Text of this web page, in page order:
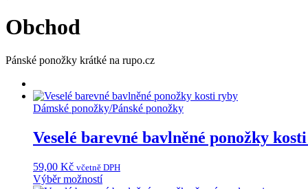
Obchod
Pánské ponožky krátké na rupo.cz
Dámské ponožky/Pánské ponožky
Veselé barevné bavlněné ponožky
59,00 Kč včetně DPH
Výběr možnostíTento